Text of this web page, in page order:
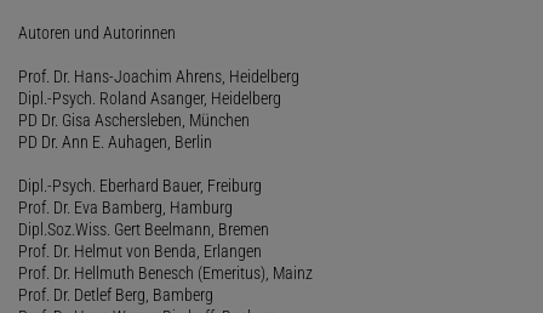
Autoren und Autorinnen
Prof. Dr. Hans-Joachim Ahrens, Heidelberg
Dipl.-Psych. Roland Asanger, Heidelberg
PD Dr. Gisa Aschersleben, München
PD Dr. Ann E. Auhagen, Berlin
Dipl.-Psych. Eberhard Bauer, Freiburg
Prof. Dr. Eva Bamberg, Hamburg
Dipl.Soz.Wiss. Gert Beelmann, Bremen
Prof. Dr. Helmut von Benda, Erlangen
Prof. Dr. Hellmuth Benesch (Emeritus), Mainz
Prof. Dr. Detlef Berg, Bamberg